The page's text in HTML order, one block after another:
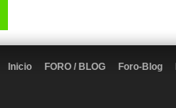
Inicio FORO / BLOG Foro-Blog